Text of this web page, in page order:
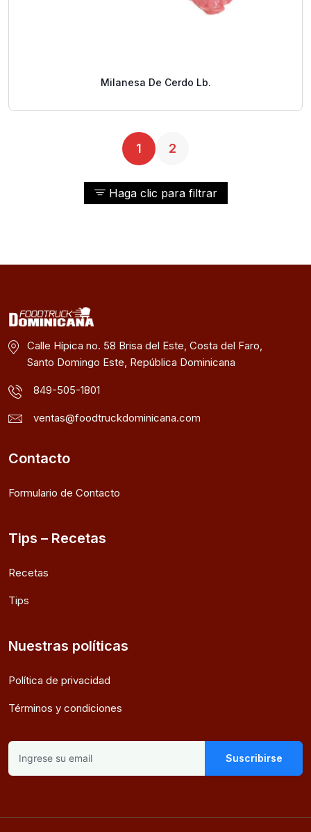
Haga clic para filtrar
Milanesa De Cerdo Lb.
1 2
Calle Hípica no. 58 Brisa del Este, Costa del Faro,
Santo Domingo Este, República Dominicana
849-505-1801
ventas@foodtruckdominicana.com
Contacto
Formulario de Contacto
Tips – Recetas
Recetas
Tips
Nuestras políticas
Política de privacidad
Términos y condiciones
Suscribirse